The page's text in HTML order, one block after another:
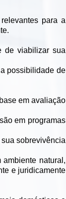
para a
de viabilizar sua
possibilidade de
em avaliação
em programas
sobrevivência
natural,
e juridicamente